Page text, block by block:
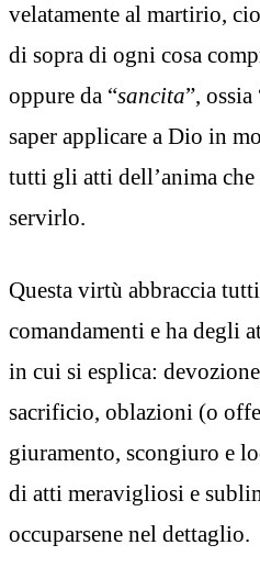
velatamente al martirio,
di sopra di ogni cosa
oppure da “sancita”,
saper applicare a Dio in
tutti gli atti dell’anima che
servirlo.
Questa virtù abbraccia
comandamenti e ha degli
in cui si esplica:
sacrificio, oblazioni (o
giuramento, scongiuro e
di atti meravigliosi e
occuparsene nel dettaglio.